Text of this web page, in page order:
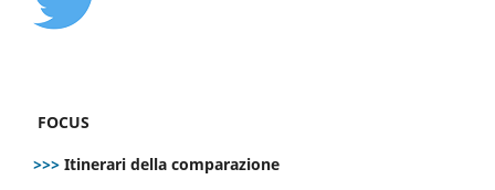
FOCUS
>>> Itinerari della comparazione